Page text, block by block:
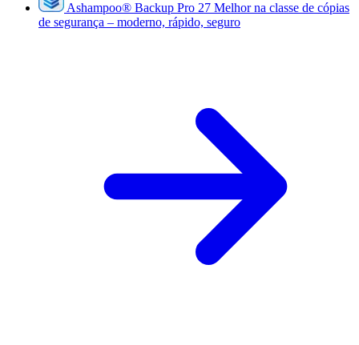
Ashampoo® Backup Pro 27 Melhor na classe de cópias
de segurança – moderno, rápido, seguro